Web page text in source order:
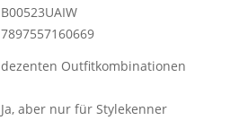
B00523UAIW
7897557160669
dezenten Outfitkombinationen
Ja, aber nur für Stylekenner